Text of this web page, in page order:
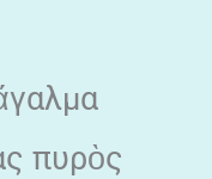
πυρὸς